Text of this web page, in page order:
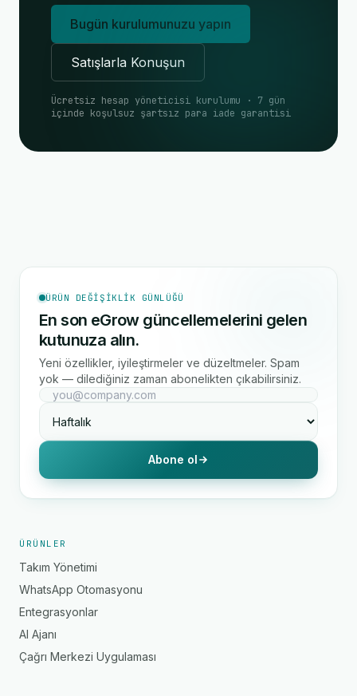
Bugün kurulumunuzu yapın
Satışlarla Konuşun
Ücretsiz hesap yöneticisi kurulumu · 7 gün
içinde koşulsuz şartsız para iade garantisi
ÜRÜN DEĞIŞIKLIK GÜNLÜĞÜ
En son eGrow güncellemelerini gelen
kutunuza alın.
Yeni özellikler, iyileştirmeler ve düzeltmeler. Spam
yok — dilediğiniz zaman abonelikten çıkabilirsiniz.
Abone ol
ÜRÜNLER
Takım Yönetimi
WhatsApp Otomasyonu
Entegrasyonlar
AI Ajanı
Çağrı Merkezi Uygulaması